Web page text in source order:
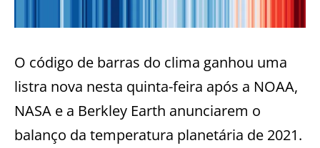
O código de barras do clima ganhou uma
listra nova nesta quinta-feira após a NOAA,
NASA e a Berkley Earth anunciarem o
balanço da temperatura planetária de 2021.